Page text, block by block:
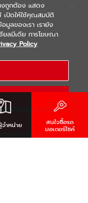
CO.,LTD. ALL RIGHTS
ำหน่าย สนใจซื้อรถ
มอเตอร์ไซค์
างถูกต้อง แสดง
เปิดให้ใช้คุณสมบัติ
อมูลของเรา เรายัง
ยลมีเดีย การโฆษณา
Policy